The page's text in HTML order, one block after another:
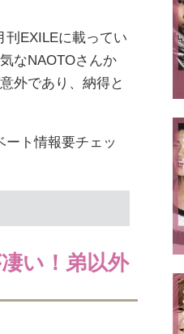
刊EXILEに載ってい
なNAOTOさんか
外であり、納得と
ート情報要チェッ
い！弟以外